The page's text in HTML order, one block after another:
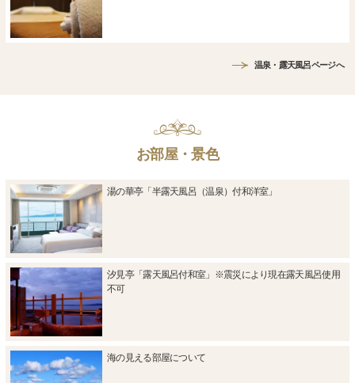
温泉・露天風呂ページへ
お部屋・景色
湯の華亭「半露天風呂（温泉）付和洋室」
汐見亭「露天風呂付和室」※震災により現在露天風呂使用
不可
海の見える部屋について